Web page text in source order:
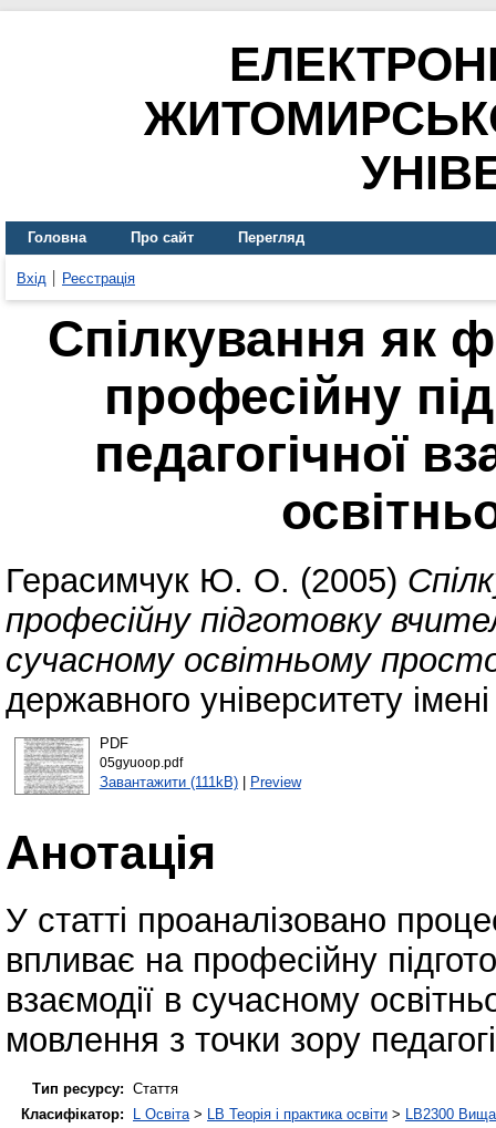
Головна Про сайт Перегляд
Вхід Реєстрація
Спілкування як
професійну
педагогічної
Герасимчук Ю. О. (2005)
професійну підготовку
сучасному освітньому
державного університету
PDF
05gyuoop.pdf
Завантажити (111kB)| Preview
Анотація
У статті проаналізовано
впливає на професійну
взаємодії в сучасному
мовлення з точки зору
Тип ресурсу: Стаття
Класифікатор:
L Освіта > LB Теорія і практика освіти > LB2300 Вища